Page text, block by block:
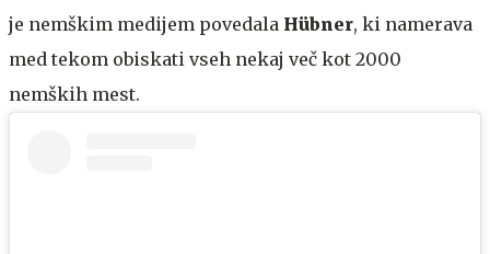
je nemškim medijem povedala Hübner, ki namerava
med tekom obiskati vseh nekaj več kot 2000
nemških mest.